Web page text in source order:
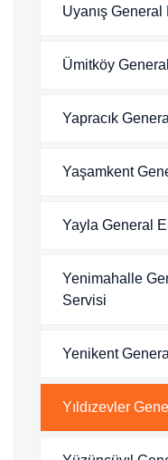
Uyanış
Ümitköy
Yapracık
Yaşamkent
Yayla General
Yenimahalle
Servisi
Yenikent
Yıldızevler